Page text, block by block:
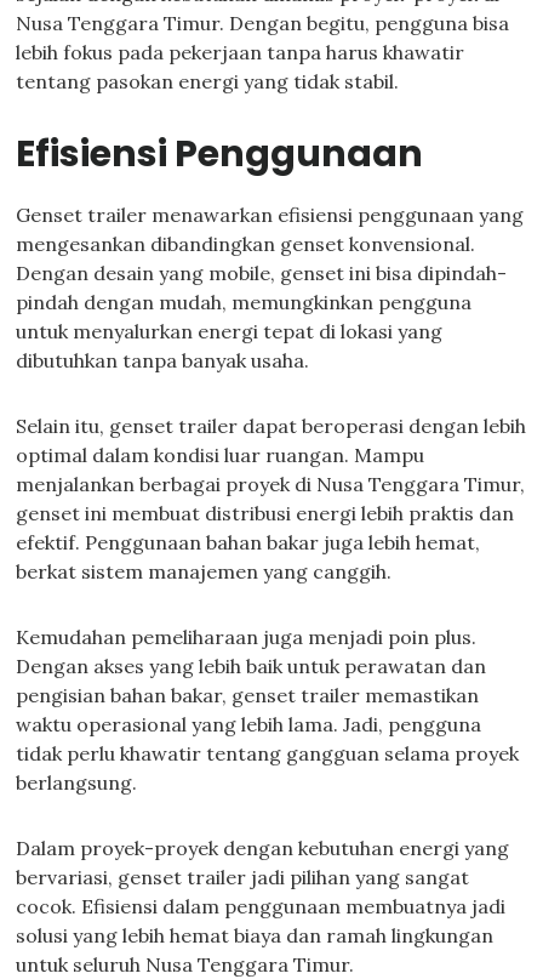
Nusa Tenggara Timur. Dengan begitu, pengguna bisa
lebih fokus pada pekerjaan tanpa harus khawatir
tentang pasokan energi yang tidak stabil.
Efisiensi Penggunaan
Genset trailer menawarkan efisiensi penggunaan yang
mengesankan dibandingkan genset konvensional.
Dengan desain yang mobile, genset ini bisa dipindah-
pindah dengan mudah, memungkinkan pengguna
untuk menyalurkan energi tepat di lokasi yang
dibutuhkan tanpa banyak usaha.
Selain itu, genset trailer dapat beroperasi dengan lebih
optimal dalam kondisi luar ruangan. Mampu
menjalankan berbagai proyek di Nusa Tenggara Timur,
genset ini membuat distribusi energi lebih praktis dan
efektif. Penggunaan bahan bakar juga lebih hemat,
berkat sistem manajemen yang canggih.
Kemudahan pemeliharaan juga menjadi poin plus.
Dengan akses yang lebih baik untuk perawatan dan
pengisian bahan bakar, genset trailer memastikan
waktu operasional yang lebih lama. Jadi, pengguna
tidak perlu khawatir tentang gangguan selama proyek
berlangsung.
Dalam proyek-proyek dengan kebutuhan energi yang
bervariasi, genset trailer jadi pilihan yang sangat
cocok. Efisiensi dalam penggunaan membuatnya jadi
solusi yang lebih hemat biaya dan ramah lingkungan
untuk seluruh Nusa Tenggara Timur.